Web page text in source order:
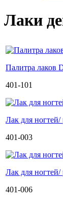
Лаки
Палитра лаков
401-101
Лак для
401-003
Лак для
401-006